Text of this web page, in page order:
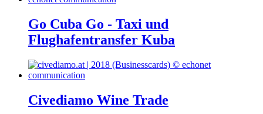
Go Cuba Go - Taxi und
Flughafentransfer Kuba
Civediamo Wine Trade